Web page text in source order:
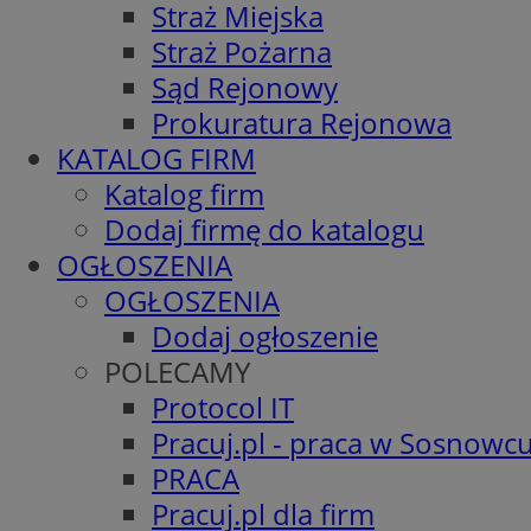
Straż Miejska
Straż Pożarna
Sąd Rejonowy
Prokuratura Rejonowa
KATALOG FIRM
Katalog firm
Dodaj firmę do katalogu
OGŁOSZENIA
OGŁOSZENIA
Dodaj ogłoszenie
POLECAMY
Protocol IT
Pracuj.pl - praca w
PRACA
Pracuj.pl dla firm